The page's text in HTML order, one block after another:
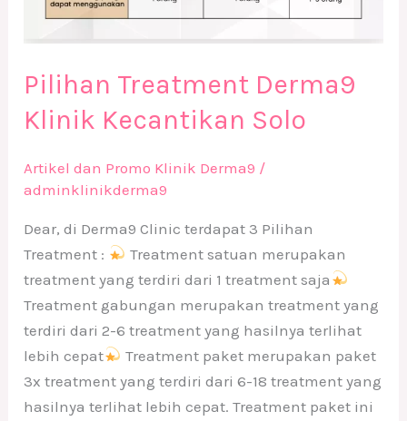
Pilihan Treatment Derma9
Klinik Kecantikan Solo
Artikel dan Promo Klinik Derma9 /
adminklinikderma9
Dear, di Derma9 Clinic terdapat 3 Pilihan
Treatment :
Treatment satuan merupakan
treatment yang terdiri dari 1 treatment saja
Treatment gabungan merupakan treatment yang
terdiri dari 2-6 treatment yang hasilnya terlihat
lebih cepat
Treatment paket merupakan paket
3x treatment yang terdiri dari 6-18 treatment yang
hasilnya terlihat lebih cepat. Treatment paket ini